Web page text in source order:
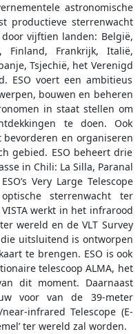
astronomische
productieve sterrenwacht
vijftien landen: België,
Finland, Frankrijk, Italië,
Tsjechië, het Verenigd
ESO voert een ambitieus
bouwen en beheren
in staat stellen om
te doen. Ook
en organiseren
gebied. ESO beheert drie
in Chili: La Silla, Paranal
Very Large Telescope
sterrenwacht ter
werkt in het infrarood
wereld en de VLT Survey
uitsluitend is ontworpen
te brengen. ESO is ook
telescoop ALMA, het
dit moment. Daarnaast
voor van de 39-meter
infrared Telescope (E-
ter wereld zal worden.